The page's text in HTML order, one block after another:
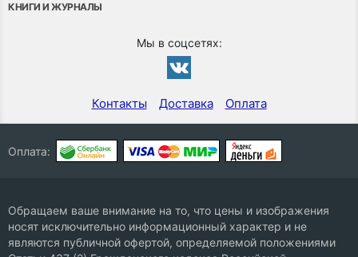
КНИГИ И ЖУРНАЛЫ
Мы в соцсетях:
Контакты Доставка Оплата
Оплата:
Обращаем ваше внимание на то, что цены и изображения
носят исключительно информационный характер и не
являются публичной офертой, определяемой положениями